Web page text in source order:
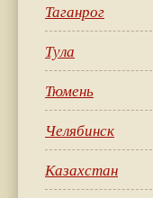
Таганрог
Тула
Тюмень
Челябинск
Казахстан